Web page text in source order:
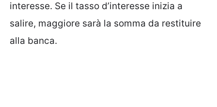
interesse. Se il tasso d’interesse inizia a
salire, maggiore sarà la somma da restituire
alla banca.